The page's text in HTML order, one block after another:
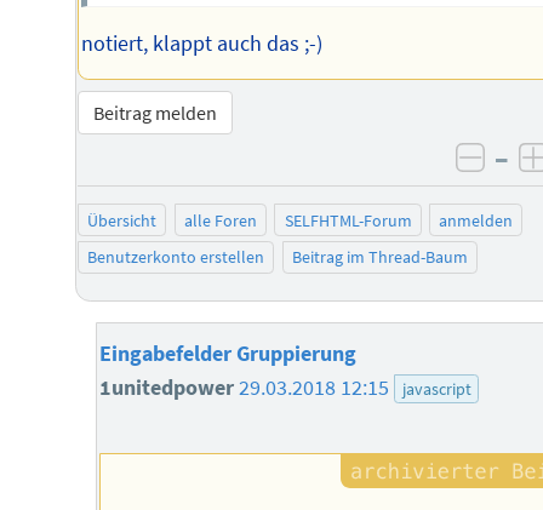
notiert, klappt auch das ;-)
Beitrag melden
–
Übersicht alle Foren SELFHTML-Forum
anmelden
Benutzerkonto erstellen
Beitrag im Thread-Baum
Eingabefelder Gruppierung
1unitedpower29.03.2018 12:15 javascript